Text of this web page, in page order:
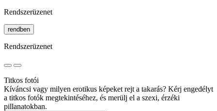
Rendszerüzenet
rendben
Rendszerüzenet
Titkos fotói
Kíváncsi vagy milyen erotikus képeket rejt a takarás? Kérj engedélyt
a titkos fotók megtekintéséhez, és merülj el a szexi, érzéki
pillanatokban.